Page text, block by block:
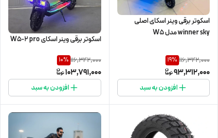
اسکوتر برقی وینر اسکای اصلی
winner sky مدل W5
116,342,000
19%
93,312,000
افزودن به سبد
اسکوتر برقی وینر اسکای W5-2 pro
116,342,000
10%
103,791,000
افزودن به سبد